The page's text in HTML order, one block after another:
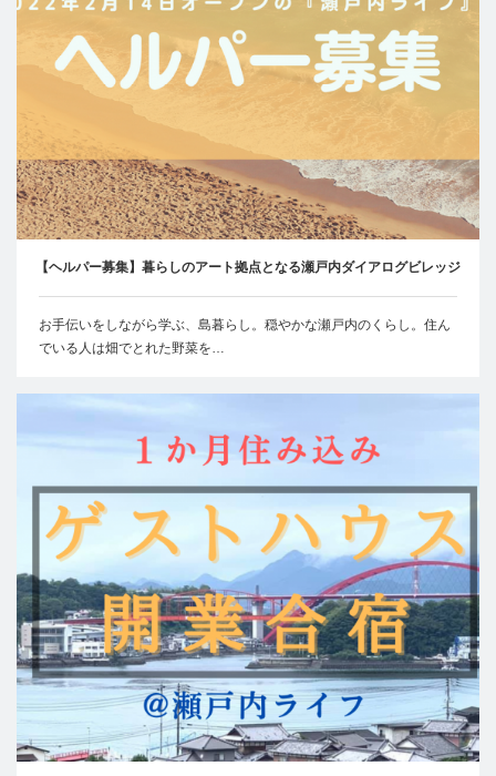
【ヘルパー募集】暮らしのアート拠点となる瀬戸内ダイアログビレッジ
お手伝いをしながら学ぶ、島暮らし。穏やかな瀬戸内のくらし。住ん
でいる人は畑でとれた野菜を…